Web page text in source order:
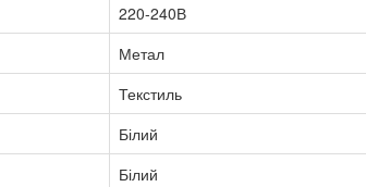
220-240В
Метал
Текстиль
Білий
Білий